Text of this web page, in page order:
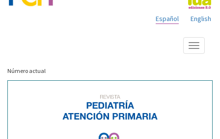
English
Español
Mostrar
menú
Número actual